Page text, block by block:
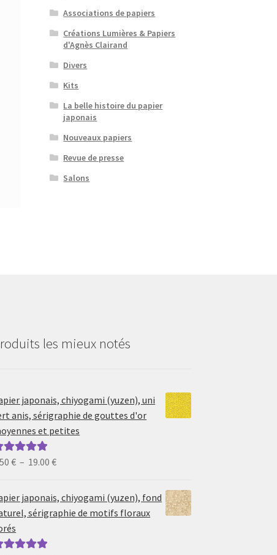
Associations de papiers
Créations Lumières & Papiers
d'Agnès Clairand
Divers
Kits
La belle histoire du papier
japonais
Nouveaux papiers
Revue de presse
Salons
les mieux notés
japonais, chiyogami (yuzen), uni
anis, sérigraphie de gouttes d'or
et petites
5.00sur
€ – 19.00€Plage
prix :
6.50 €
japonais, chiyogami (yuzen), fond
sérigraphie de motifs floraux